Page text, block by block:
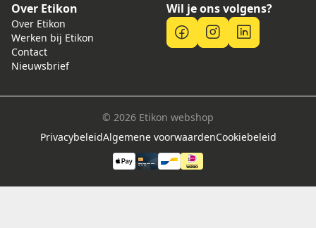
Over Etikon
Over Etikon
Werken bij Etikon
Contact
Nieuwsbrief
Wil je ons volgens?
© 2026 Etikon webshop
PrivacybeleidAlgemene voorwaardenCookiebeleid